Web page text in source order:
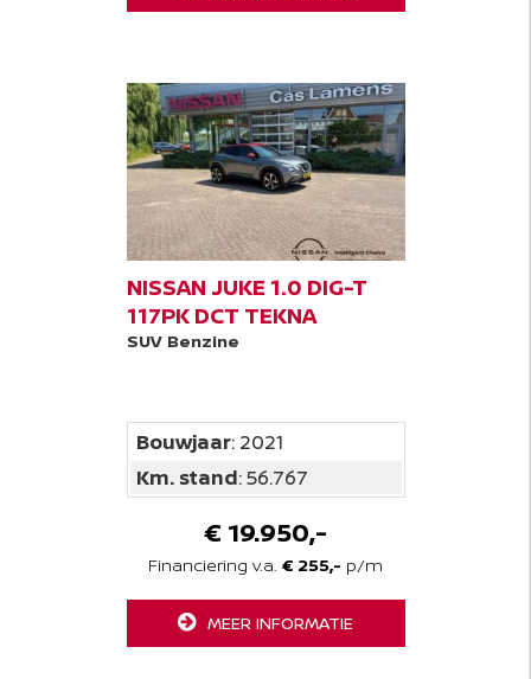
NISSAN JUKE 1.0 DIG-T
117PK DCT TEKNA
SUV Benzine
Bouwjaar: 2021
Km. stand: 56.767
€ 19.950,-
Financiering v.a. € 255,- p/m
MEER INFORMATIE